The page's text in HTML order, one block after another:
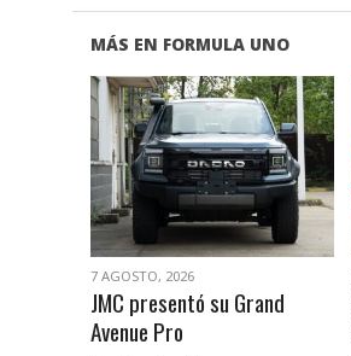
MÁS EN FORMULA UNO
VER NOTA
7 AGOSTO, 2026
JMC presentó su Grand
Avenue Pro